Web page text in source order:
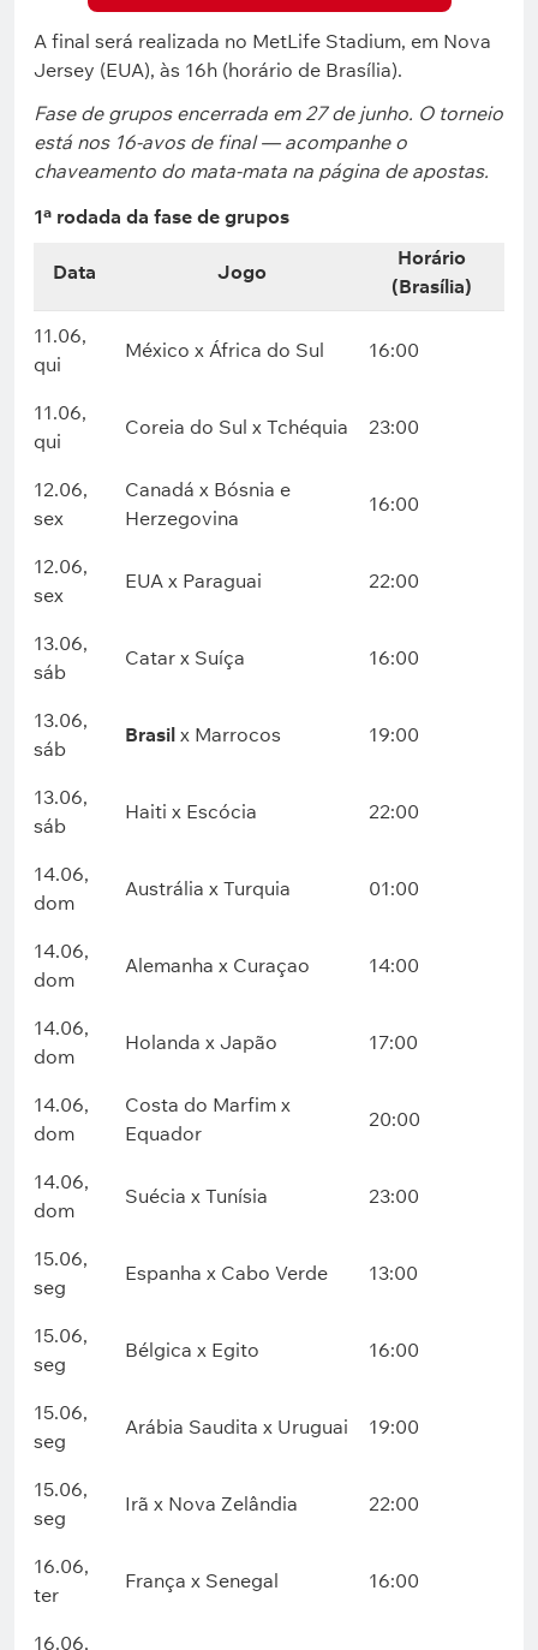
A final será realizada no MetLife Stadium, em Nova
Jersey (EUA), às 16h (horário de Brasília).
Fase de grupos encerrada em 27 de junho. O torneio
está nos 16-avos de final — acompanhe o
chaveamento do mata-mata na página de apostas.
1ª rodada da fase de grupos
Data Jogo
Horário
(Brasília)
11.06,
qui
México x África do Sul 16:00
11.06,
qui
Coreia do Sul x Tchéquia 23:00
12.06,
sex
Canadá x Bósnia e
Herzegovina
16:00
12.06,
sex
EUA x Paraguai 22:00
13.06,
sáb
Catar x Suíça 16:00
13.06,
sáb
Brasil x Marrocos 19:00
13.06,
sáb
Haiti x Escócia 22:00
14.06,
dom
Austrália x Turquia 01:00
14.06,
dom
Alemanha x Curaçao 14:00
14.06,
dom
Holanda x Japão 17:00
14.06,
dom
Costa do Marfim x
Equador
20:00
14.06,
dom
Suécia x Tunísia 23:00
15.06,
seg
Espanha x Cabo Verde 13:00
15.06,
seg
Bélgica x Egito 16:00
15.06,
seg
Arábia Saudita x Uruguai 19:00
15.06,
seg
Irã x Nova Zelândia 22:00
16.06,
ter
França x Senegal 16:00
16.06,